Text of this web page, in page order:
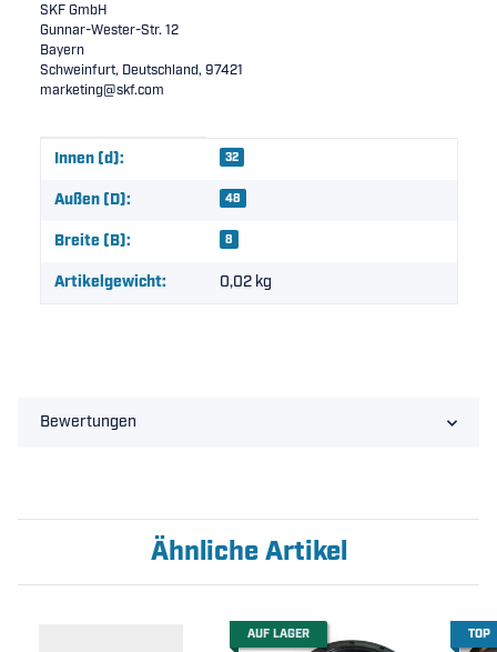
SKF GmbH
Gunnar-Wester-Str. 12
Bayern
Schweinfurt, Deutschland, 97421
marketing@skf.com
Produkteigenschaft
Wert
Innen (d): 32
Außen (D): 48
Breite (B): 8
Artikelgewicht: 0,02 kg
Bewertungen
Ähnliche Artikel
AUF LAGER TOP